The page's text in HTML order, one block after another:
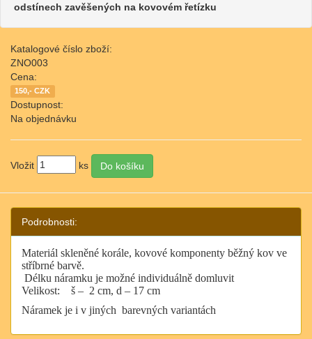
odstínech zavěšených na kovovém řetízku
Katalogové číslo zboží:
ZNO003
Cena:
150,- CZK
Dostupnost:
Na objednávku
Vložit ks
Podrobnosti:
Materiál skleněné korále, kovové komponenty běžný kov ve
stříbrné barvě.
Délku náramku je možné individuálně domluvit
Velikost:
š – 2 cm, d – 17 cm
Náramek je i v jiných barevných variantách